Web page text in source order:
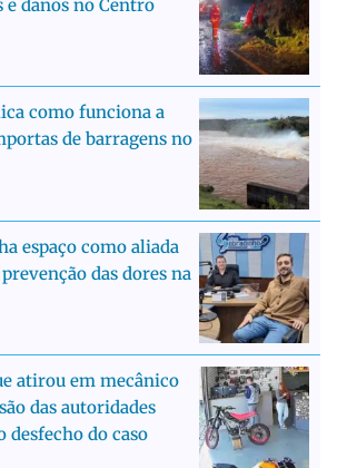
e danos no Centro
como funciona a
de barragens no
espaço como aliada
das dores na
atirou em mecânico
das autoridades
do caso